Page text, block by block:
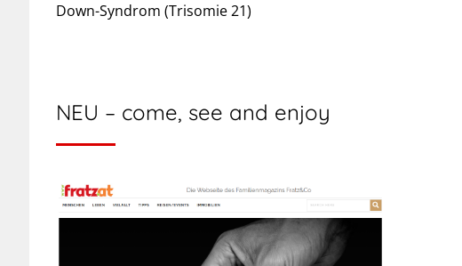
Down-Syndrom (Trisomie 21)
NEU – come, see and enjoy